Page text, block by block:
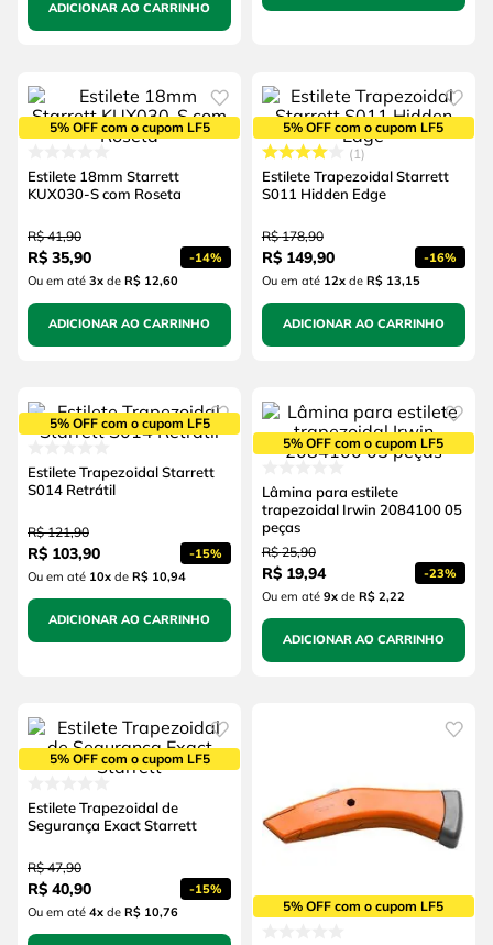
ADICIONAR AO CARRINHO
5% OFF com o cupom LF5
Estilete 18mm Starrett
KUX030-S com Roseta
R$ 41,90
R$ 35,90 -14%
Ou em até 3xde R$ 12,60
ADICIONAR AO CARRINHO
5% OFF com o cupom LF5
1
Estilete Trapezoidal Starrett
S011 Hidden Edge
R$ 178,90
R$ 149,90 -16%
Ou em até 12xde R$ 13,15
ADICIONAR AO CARRINHO
5% OFF com o cupom LF5
Estilete Trapezoidal Starrett
S014 Retrátil
R$ 121,90
R$ 103,90 -15%
Ou em até 10xde R$ 10,94
ADICIONAR AO CARRINHO
5% OFF com o cupom LF5
Lâmina para estilete
trapezoidal Irwin 2084100 05
peças
R$ 25,90
R$ 19,94 -23%
Ou em até 9xde R$ 2,22
ADICIONAR AO CARRINHO
5% OFF com o cupom LF5
Estilete Trapezoidal de
Segurança Exact Starrett
R$ 47,90
R$ 40,90 -15%
Ou em até 4xde R$ 10,76 5% OFF com o cupom LF5